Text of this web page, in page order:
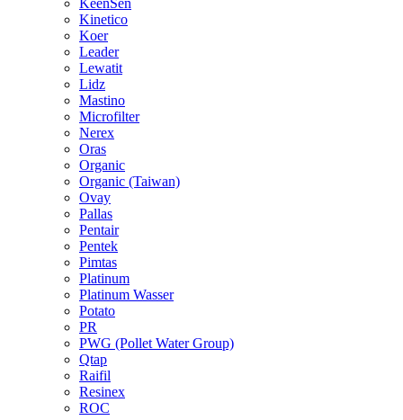
KeenSen
Kinetico
Koer
Leader
Lewatit
Lidz
Mastino
Microfilter
Nerex
Oras
Organic
Organic (Taiwan)
Ovay
Pallas
Pentair
Pentek
Pimtas
Platinum
Platinum Wasser
Potato
PR
PWG (Pollet Water Group)
Qtap
Raifil
Resinex
ROC